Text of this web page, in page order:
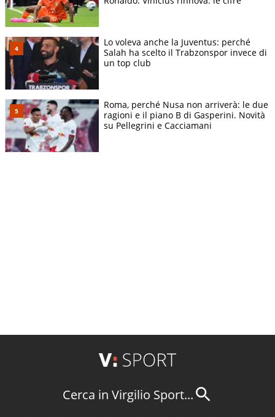
Lo voleva anche la Juventus: perché
Salah ha scelto il Trabzonspor invece di
un top club
Roma, perché Nusa non arriverà: le due
ragioni e il piano B di Gasperini. Novità
su Pellegrini e Cacciamani
Cerca in Virgilio Sport...